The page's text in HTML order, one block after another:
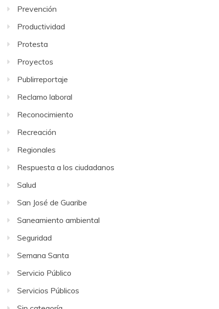
Prevención
Productividad
Protesta
Proyectos
Publirreportaje
Reclamo laboral
Reconocimiento
Recreación
Regionales
Respuesta a los ciudadanos
Salud
San José de Guaribe
Saneamiento ambiental
Seguridad
Semana Santa
Servicio Público
Servicios Públicos